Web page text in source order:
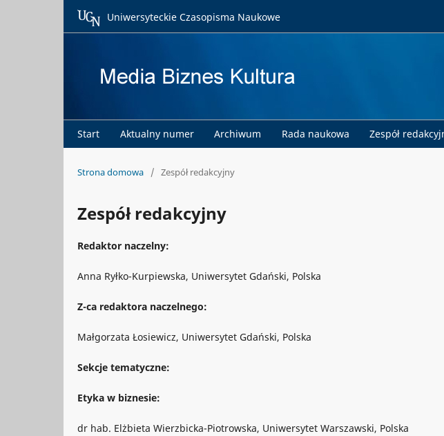
Start Aktualny numer Archiwum Rada naukowa Zespół
Uniwersyteckie Czasopisma Naukowe
Strona domowa / Zespół redakcyjny
Zespół redakcyjny
Redaktor naczelny:
Anna Ryłko-Kurpiewska, Uniwersytet Gdański, Polska
Z-ca redaktora naczelnego:
Małgorzata Łosiewicz, Uniwersytet Gdański, Polska
Sekcje tematyczne:
Etyka w biznesie:
dr hab. Elżbieta Wierzbicka-Piotrowska, Uniwersytet Warszawski, Polska